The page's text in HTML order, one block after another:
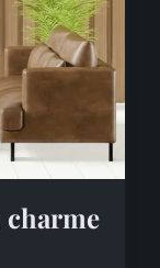
charme